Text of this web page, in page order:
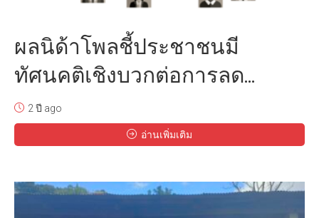
ผลนิด้าโพลชี้ประชาชนมี
ทัศนคติเชิงบวกต่อการลด...
2 ปี ago
อ่านเพิ่มเติม